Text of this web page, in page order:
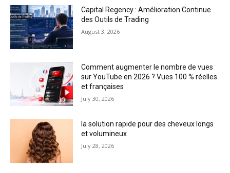
Capital Regency : Amélioration Continue
des Outils de Trading
August 3, 2026
Comment augmenter le nombre de vues
sur YouTube en 2026 ? Vues 100 % réelles
et françaises
July 30, 2026
la solution rapide pour des cheveux longs
et volumineux
July 28, 2026